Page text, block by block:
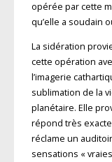
opérée par cette
qu’elle a soudain
La sidération
cette opération
l’imagerie
sublimation de la
planétaire. Elle
répond très
réclame un
sensations «